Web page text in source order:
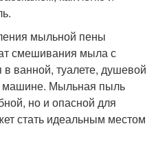
мыльной пены
смешивания мыла с
ванной, туалете, душевой
машине. Мыльная пыль
но и опасной для
стать идеальным местом